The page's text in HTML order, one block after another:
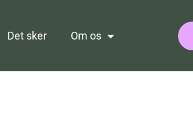
Det sker Om os